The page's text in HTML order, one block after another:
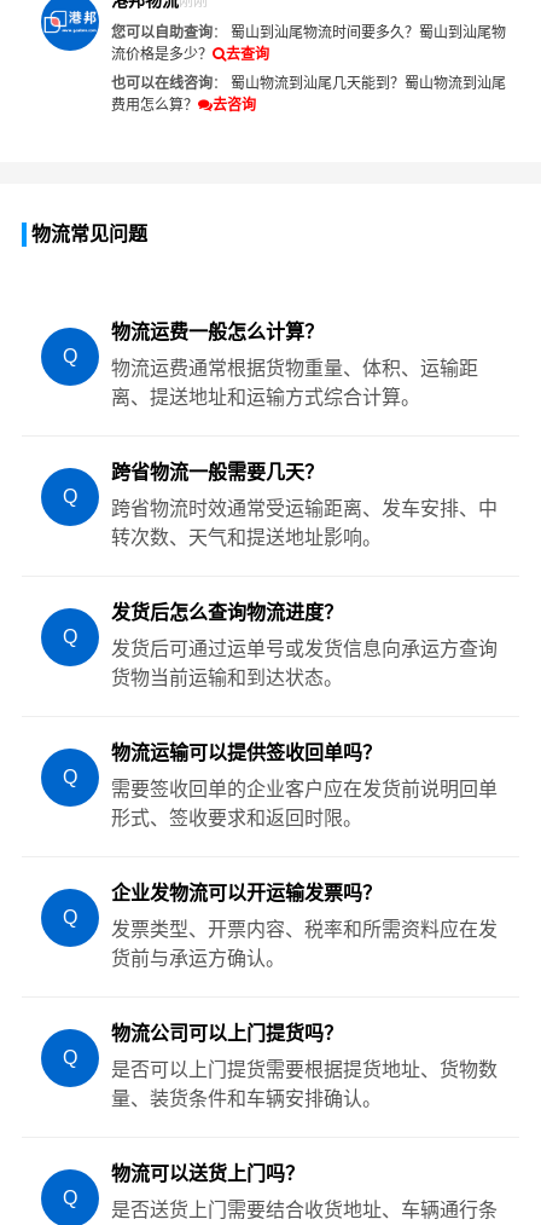
您可以自助查询： 蜀山到汕尾物流时间要多久？ 蜀山到汕尾物
流价格是多少？
去查询
也可以在线咨询： 蜀山物流到汕尾几天能到？ 蜀山物流到汕尾
费用怎么算？
去咨询
物流常见问题
Q
物流运费一般怎么计算？
物流运费通常根据货物重量、体积、运输距
离、提送地址和运输方式综合计算。
Q
跨省物流一般需要几天？
跨省物流时效通常受运输距离、发车安排、中
转次数、天气和提送地址影响。
Q
发货后怎么查询物流进度？
发货后可通过运单号或发货信息向承运方查询
货物当前运输和到达状态。
Q
物流运输可以提供签收回单吗？
需要签收回单的企业客户应在发货前说明回单
形式、签收要求和返回时限。
Q
企业发物流可以开运输发票吗？
发票类型、开票内容、税率和所需资料应在发
货前与承运方确认。
Q
物流公司可以上门提货吗？
是否可以上门提货需要根据提货地址、货物数
量、装货条件和车辆安排确认。
Q
物流可以送货上门吗？
是否送货上门需要结合收货地址、车辆通行条